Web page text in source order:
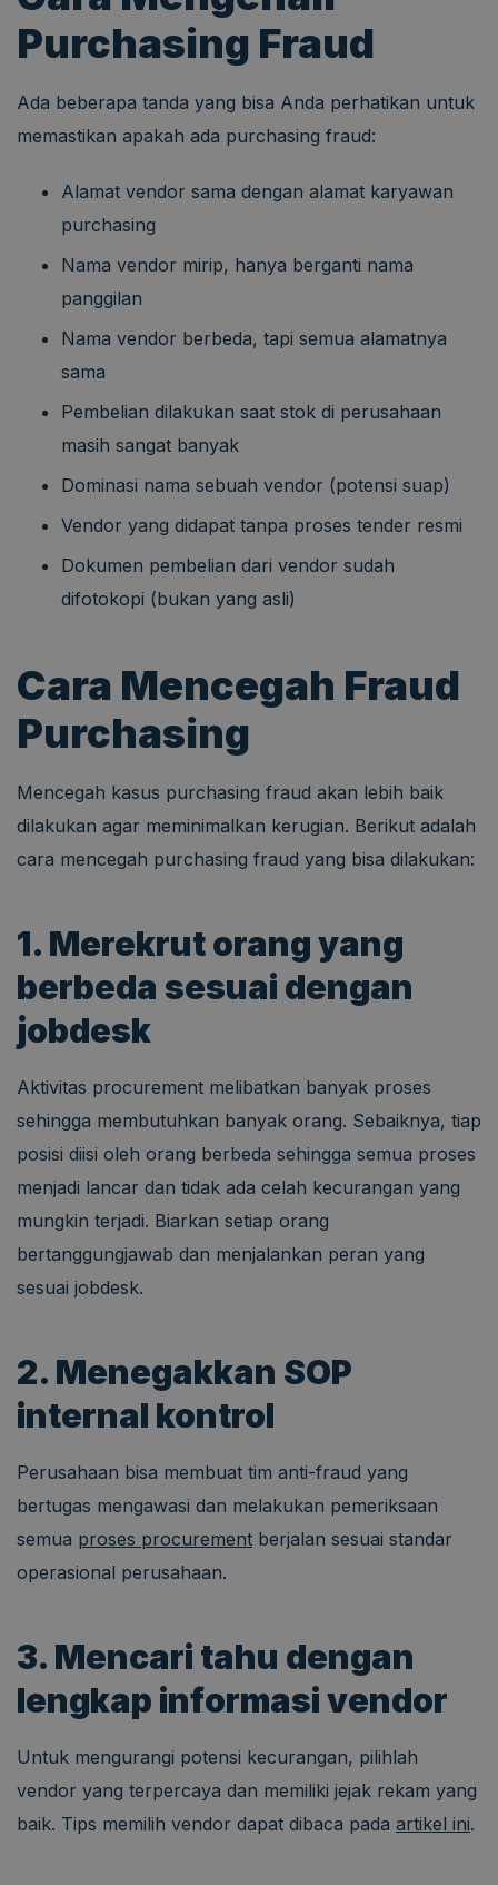
Purchasing Fraud
Ada beberapa tanda yang bisa Anda perhatikan untuk
memastikan apakah ada purchasing fraud:
Alamat vendor sama dengan alamat karyawan
purchasing
Nama vendor mirip, hanya berganti nama
panggilan
Nama vendor berbeda, tapi semua alamatnya
sama
Pembelian dilakukan saat stok di perusahaan
masih sangat banyak
Dominasi nama sebuah vendor (potensi suap)
Vendor yang didapat tanpa proses tender resmi
Dokumen pembelian dari vendor sudah
difotokopi (bukan yang asli)
Cara Mencegah Fraud
Purchasing
Mencegah kasus purchasing fraud akan lebih baik
dilakukan agar meminimalkan kerugian. Berikut adalah
cara mencegah purchasing fraud yang bisa dilakukan:
1. Merekrut orang yang
berbeda sesuai dengan
jobdesk
Aktivitas procurement melibatkan banyak proses
sehingga membutuhkan banyak orang. Sebaiknya, tiap
posisi diisi oleh orang berbeda sehingga semua proses
menjadi lancar dan tidak ada celah kecurangan yang
mungkin terjadi. Biarkan setiap orang
bertanggungjawab dan menjalankan peran yang
sesuai jobdesk.
2. Menegakkan SOP
internal kontrol
Perusahaan bisa membuat tim anti-fraud yang
bertugas mengawasi dan melakukan pemeriksaan
semua proses procurement berjalan sesuai standar
operasional perusahaan.
3. Mencari tahu dengan
lengkap informasi vendor
Untuk mengurangi potensi kecurangan, pilihlah
vendor yang terpercaya dan memiliki jejak rekam yang
baik. Tips memilih vendor dapat dibaca pada artikel ini.